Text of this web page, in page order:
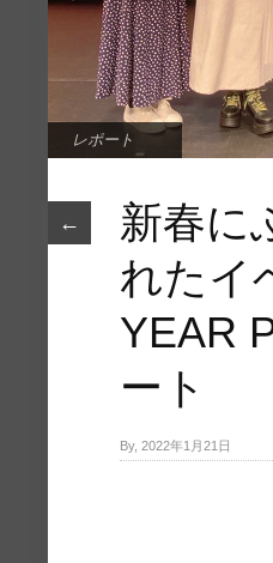
レポート
←
新春に
れたイ
YEAR
ート
By, 2022年1月21日